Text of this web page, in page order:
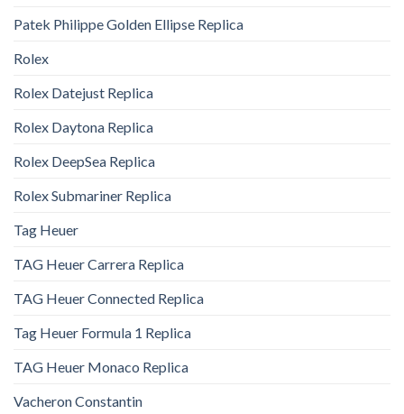
Patek Philippe Golden Ellipse Replica
Rolex
Rolex Datejust Replica
Rolex Daytona Replica
Rolex DeepSea Replica
Rolex Submariner Replica
Tag Heuer
TAG Heuer Carrera Replica
TAG Heuer Connected Replica
Tag Heuer Formula 1 Replica
TAG Heuer Monaco Replica
Vacheron Constantin